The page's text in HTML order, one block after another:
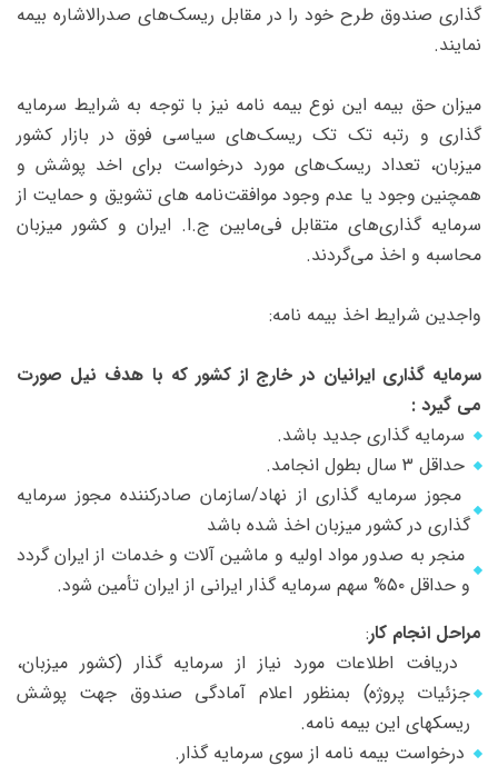
گذاری صندوق طرح خود را در مقابل ریسک‌های صدرالاشاره بیمه
نمایند.
میزان حق بیمه این نوع بیمه‌ نامه نیز با توجه به شرایط سرمایه
‌گذاری و رتبه تک تک ریسک‌های سیاسی فوق در بازار کشور
میزبان، تعداد ریسک‌های مورد درخواست برای اخد پوشش و
همچنین وجود یا عدم وجود موافقت‌نامه ‌های تشویق و حمایت از
سرمایه ‌گذاری‌های متقابل فی‌مابین ج.ا. ایران و کشور میزبان
محاسبه و اخذ می‌گردند.
واجدین شرایط اخذ بیمه نامه:
سرمایه گذاری ایرانیان در خارج از کشور که با هدف نیل صورت
می گیرد :
سرمایه گذاری جدید باشد.
حداقل ۳ سال بطول انجامد.
مجوز سرمایه ‌گذاری از نهاد/سازمان صادرکننده مجوز سرمایه
گذاری در کشور میزبان اخذ شده باشد
منجر به صدور مواد اولیه و ماشین آلات و خدمات از ایران گردد
و حداقل ۵۰% سهم سرمایه گذار ایرانی از ایران تأمین شود.
مراحل انجام کار:
دریافت اطلاعات مورد نیاز از سرمایه گذار (کشور میزبان،
جزئیات پروژه) بمنظور اعلام آمادگی صندوق جهت پوشش
ریسکهای این بیمه نامه.
درخواست بیمه نامه از سوی سرمایه گذار.